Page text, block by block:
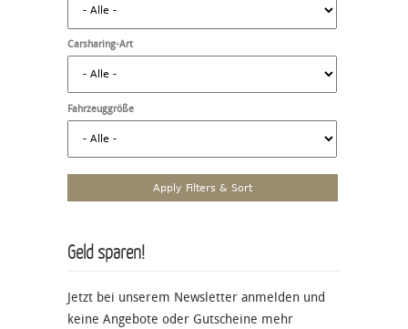
Carsharing-Art
Fahrzeuggröße
Geld sparen!
Jetzt bei unserem Newsletter anmelden und
keine Angebote oder Gutscheine mehr